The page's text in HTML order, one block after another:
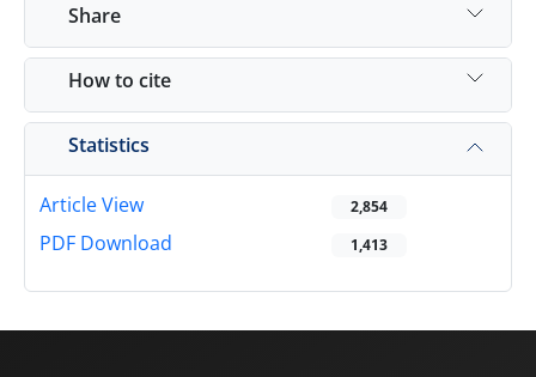
Share
How to cite
Statistics
Article View 2,854
PDF Download 1,413